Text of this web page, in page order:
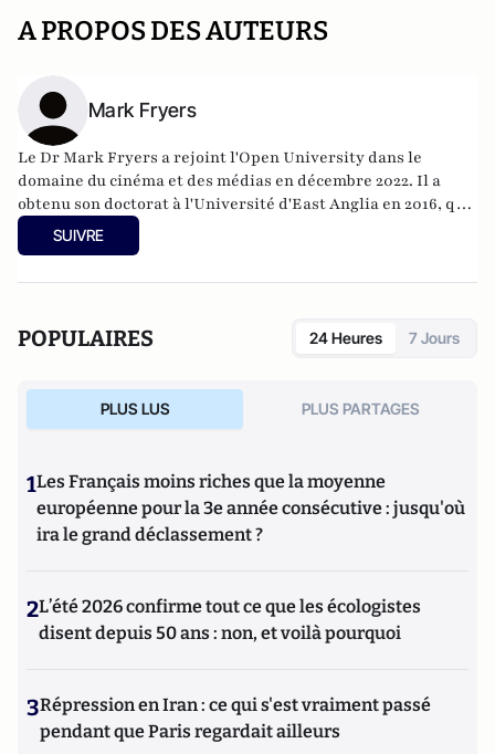
A PROPOS DES AUTEURS
Mark Fryers
Le Dr Mark Fryers a rejoint l'Open University dans le
domaine du cinéma et des médias en décembre 2022. Il a
obtenu son doctorat à l'Université d'East Anglia en 2016, qui,
comme son master, a été entièrement financé par le Arts and
Humanities Research Council. Il a également obtenu un
SUIVRE
POPULAIRES 24 Heures 7 Jours
PLUS LUS PLUS PARTAGES
1Les Français moins riches que la moyenne
européenne pour la 3e année consécutive : jusqu'où
ira le grand déclassement ?
2L’été 2026 confirme tout ce que les écologistes
disent depuis 50 ans : non, et voilà pourquoi
3Répression en Iran : ce qui s'est vraiment passé
pendant que Paris regardait ailleurs